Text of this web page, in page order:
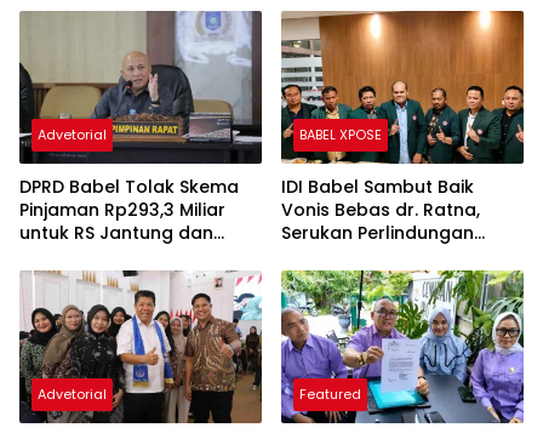
Pengganti Rp45 Miliar
Advetorial
DPRD Babel Tolak Skema
Pinjaman Rp293,3 Miliar
untuk RS Jantung dan
Kejar Royalti Timah
BABEL XPOSE
IDI Babel Sambut Baik
Vonis Bebas dr. Ratna,
Serukan Perlindungan
Tenaga Kesehatan
Advetorial Featured